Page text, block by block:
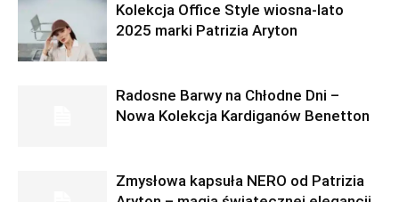
Kolekcja Office Style wiosna-lato
2025 marki Patrizia Aryton
Radosne Barwy na Chłodne Dni –
Nowa Kolekcja Kardiganów Benetton
Zmysłowa kapsuła NERO od Patrizia